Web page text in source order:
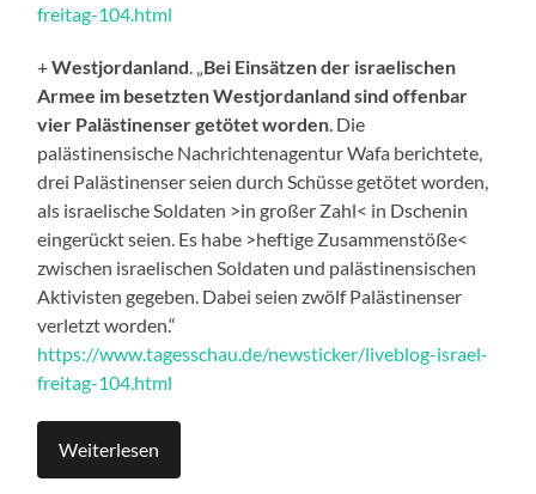
freitag-104.html
+Westjordanland
Bei Einsätzen der israelischen
Armee im besetzten Westjordanland sind offenbar
vier Palästinenser getötet worden . Die
palästinensische Nachrichtenagentur Wafa berichtete,
drei Palästinenser seien durch Schüsse getötet worden,
als israelische Soldaten >in großer Zahl< in Dschenin
eingerückt seien. Es habe >heftige Zusammenstöße<
zwischen israelischen Soldaten und palästinensischen
Aktivisten gegeben. Dabei seien zwölf Palästinenser
verletzt worden.“
https://www.tagesschau.de/newsticker/liveblog-israel-
freitag-104.html
Weiterlesen